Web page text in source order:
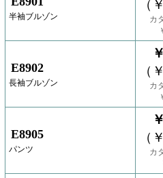
半袖ブルゾン
（
カ
E8902
長袖ブルゾン
（
カ
E8905
パンツ
（
カ